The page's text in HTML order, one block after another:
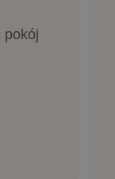
pokój